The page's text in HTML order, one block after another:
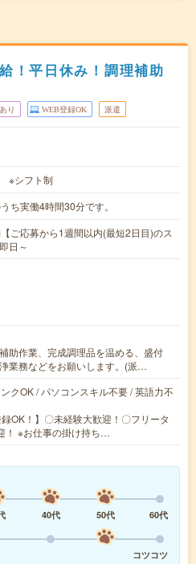
！平日休み！調理補助
り WEB登録OK 派遣
※シフト制
ち実働4時間30分です。
ご応募から1週間以内(最短2日目)のス
日～
助作業、完成調理品を温める、盛付
業務などをお願いします。(派…
クOK / パソコンスキル不要 / 英語力不
録OK！】〇未経験大歓迎！〇フリータ
※お仕事の掛け持ち…
40代 50代
60代
コツコツ